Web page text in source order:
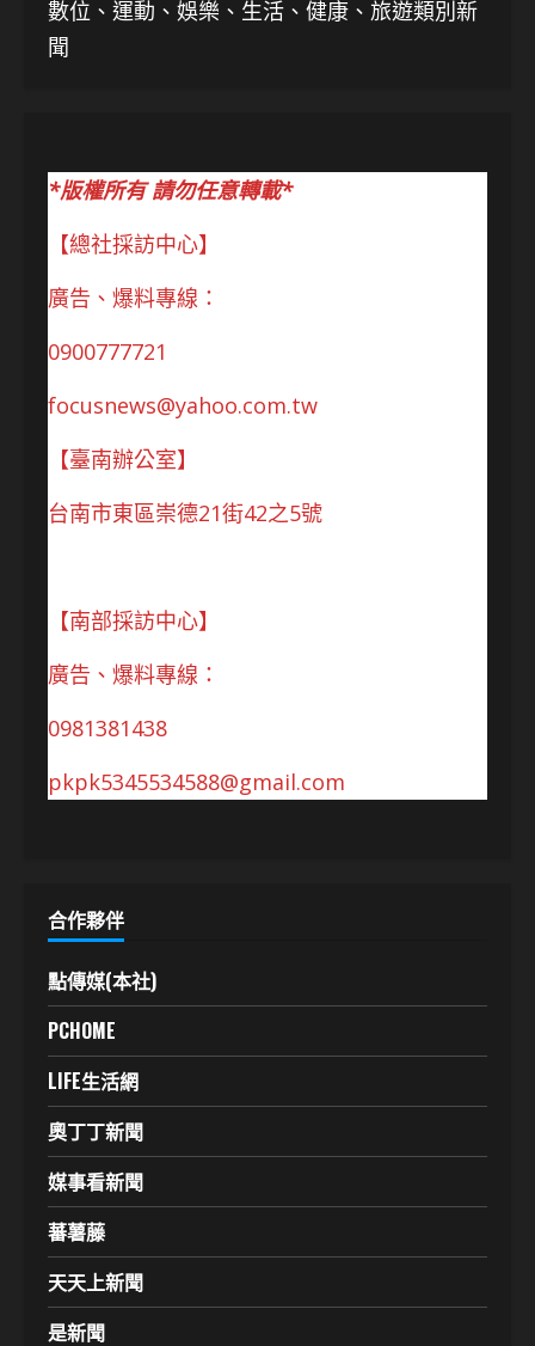
數位、運動、娛樂、生活、健康、旅遊類別新
聞
*版權所有 請勿任意轉載*
【總社採訪中心】
廣告、爆料專線：
0900777721
focusnews@yahoo.com.tw
【臺南辦公室】
台南市東區崇德21街42之5號
【南部採訪中心】
廣告、爆料專線：
0981381438
pkpk5345534588@gmail.com
合作夥伴
點傳媒(本社)
PCHOME
LIFE生活網
奧丁丁新聞
媒事看新聞
蕃薯藤
天天上新聞
是新聞